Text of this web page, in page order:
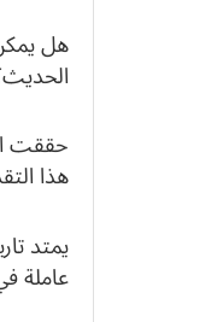
هل
هذا
يمتد
عاملة